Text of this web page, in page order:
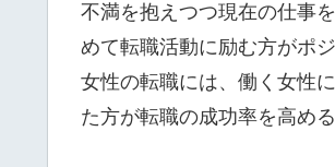
不満を抱えつつ現在の仕事
めて転職活動に励む方がポ
女性の転職には、働く女性
た方が転職の成功率を高め